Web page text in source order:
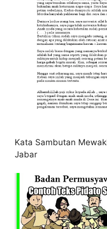
Kata Sambutan
Jabar